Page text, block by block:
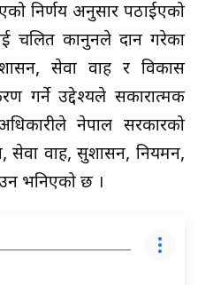
निर्णय अनुसार पठाईएको
प्रचलित कानुनले प्रदान गरेका
सेवा प्रवाह र विकास
गर्ने उद्देश्यले सकारात्मक
नेपाल सरकारको
सेवा प्रवाह, सुशासन, नियमन,
भनिएको छ ।